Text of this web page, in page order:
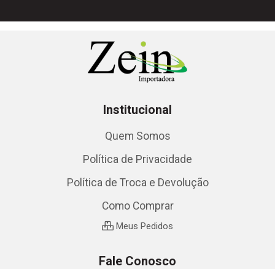
Institucional
Quem Somos
Política de Privacidade
Política de Troca e Devolução
Como Comprar
Meus Pedidos
Fale Conosco